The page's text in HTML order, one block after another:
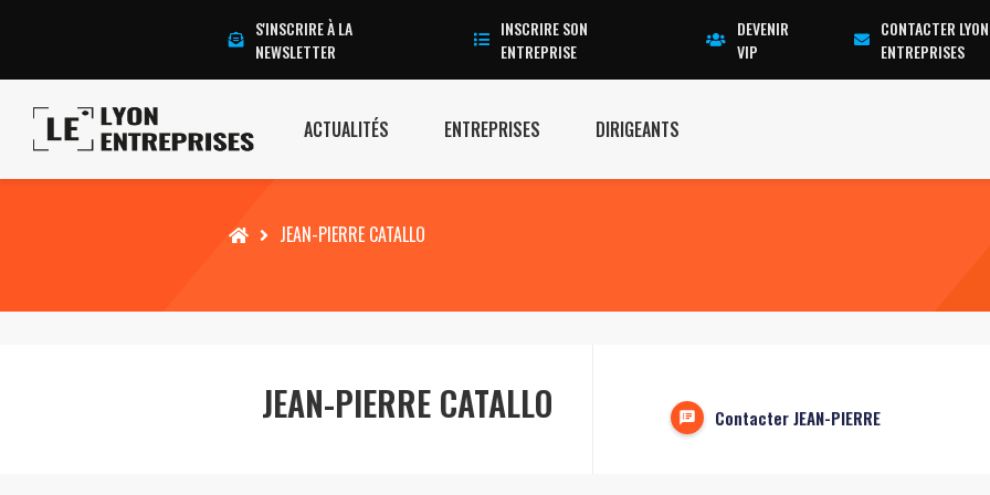
S'INSCRIRE À LA
NEWSLETTER
INSCRIRE SON
ENTREPRISE
DEVENIR
VIP
CONTACTER LYON
ENTREPRISES
ACTUALITÉS ENTREPRISES DIRIGEANTS
Accueil JEAN-PIERRE CATALLO
JEAN-PIERRE CATALLO Contacter JEAN-PIERRE